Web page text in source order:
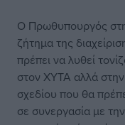
Ο Πρωθυπουργός
ζήτημα της
πρέπει να λυθεί
στον ΧΥΤΑ αλλά
σχεδίου που θα
σε συνεργασία με